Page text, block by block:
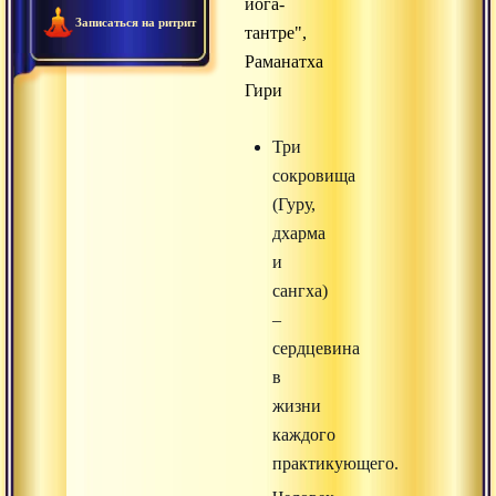
Записаться на ритрит
йога-
тантре",
Раманатха
Гири
Три
сокровища
(Гуру,
дхарма
и
сангха)
–
сердцевина
в
жизни
каждого
практикующего.